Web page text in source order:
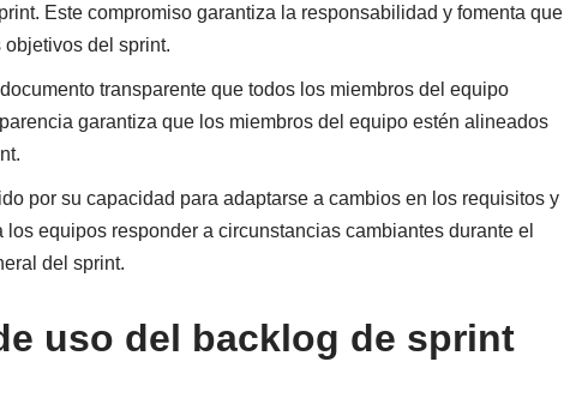
Este compromiso garantiza la responsabilidad y fomenta que
del sprint.
transparente que todos los miembros del equipo
garantiza que los miembros del equipo estén alineados
por su capacidad para adaptarse a cambios en los requisitos y
equipos responder a circunstancias cambiantes durante el
del sprint.
uso del backlog de sprint